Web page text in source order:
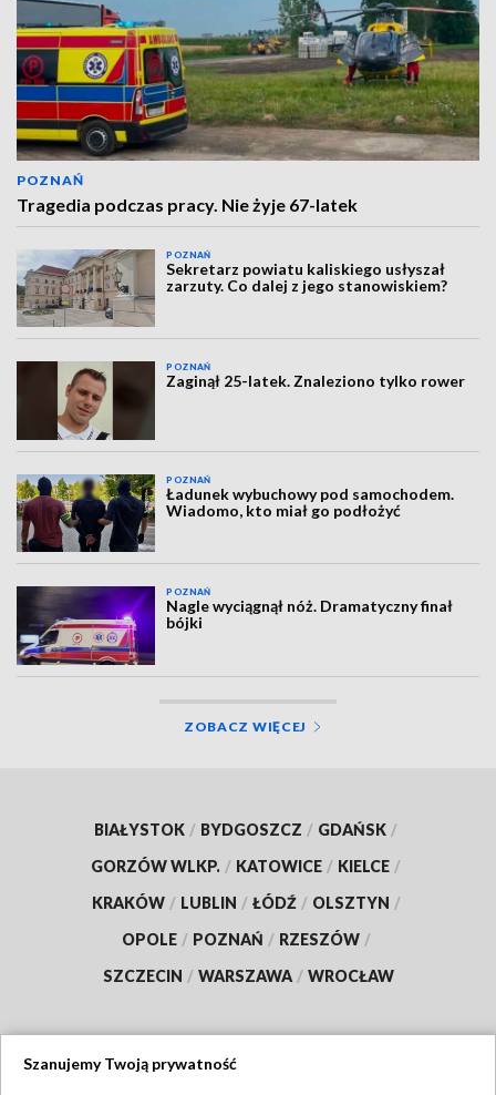
POZNAŃ
Tragedia podczas pracy. Nie żyje 67-latek
POZNAŃ
Sekretarz powiatu kaliskiego usłyszał
zarzuty. Co dalej z jego stanowiskiem?
POZNAŃ
Zaginął 25-latek. Znaleziono tylko rower
POZNAŃ
Ładunek wybuchowy pod samochodem.
Wiadomo, kto miał go podłożyć
POZNAŃ
Nagle wyciągnął nóż. Dramatyczny finał
bójki
ZOBACZ WIĘCEJ
BIAŁYSTOK / BYDGOSZCZ / GDAŃSK /
GORZÓW WLKP. / KATOWICE / KIELCE /
KRAKÓW / LUBLIN / ŁÓDŹ / OLSZTYN /
OPOLE / POZNAŃ / RZESZÓW /
SZCZECIN / WARSZAWA / WROCŁAW
Szanujemy Twoją prywatność